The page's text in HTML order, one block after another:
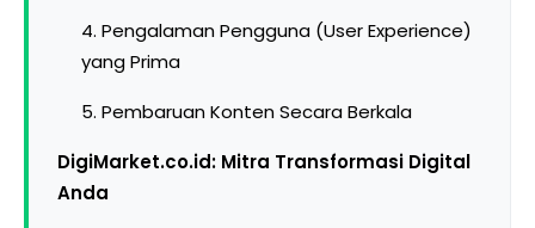
4. Pengalaman Pengguna (User Experience)
yang Prima
5. Pembaruan Konten Secara Berkala
DigiMarket.co.id: Mitra Transformasi Digital
Anda